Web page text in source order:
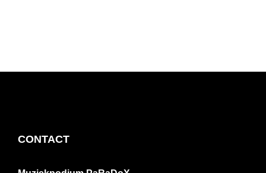
FOOTER
CONTACT